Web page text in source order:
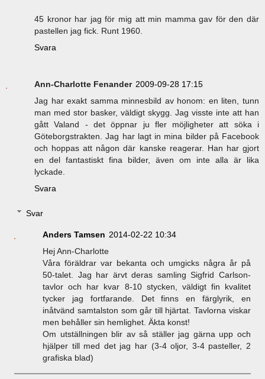
45 kronor har jag för mig att min mamma gav för den där
pastellen jag fick. Runt 1960.
Svara
Ann-Charlotte Fenander 2009-09-28 17:15
Jag har exakt samma minnesbild av honom: en liten, tunn
man med stor basker, väldigt skygg. Jag visste inte att han
gått Valand - det öppnar ju fler möjligheter att söka i
Göteborgstrakten. Jag har lagt in mina bilder på Facebook
och hoppas att någon där kanske reagerar. Han har gjort
en del fantastiskt fina bilder, även om inte alla är lika
lyckade.
Svara
Svar
Anders Tamsen 2014-02-22 10:34
Hej Ann-Charlotte
Våra föräldrar var bekanta och umgicks några år på
50-talet. Jag har ärvt deras samling Sigfrid Carlson-
tavlor och har kvar 8-10 stycken, väldigt fin kvalitet
tycker jag fortfarande. Det finns en färglyrik, en
inåtvänd samtalston som går till hjärtat. Tavlorna viskar
men behåller sin hemlighet. Äkta konst!
Om utställningen blir av så ställer jag gärna upp och
hjälper till med det jag har (3-4 oljor, 3-4 pasteller, 2
grafiska blad)